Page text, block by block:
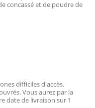
concassé et de poudre de
difficiles d'accès.
Vous aurez par la
date de livraison sur 1